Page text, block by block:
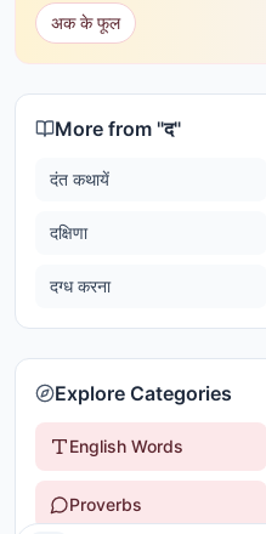
अक के फूल
More from "द"
दंत कथायें
दक्षिणा
दग्ध करना
Explore Categories
English Words
Proverbs